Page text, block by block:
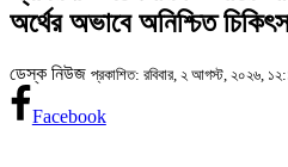
অর্থের অভাবে অনিশ্চিত
ডেস্ক নিউজ প্রকাশিত: রবিবার, ২ আগস্ট, ২০২৬,
Facebook